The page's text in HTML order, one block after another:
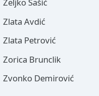
Zlata Avdić
Zlata Petrović
Zorica Brunclik
Zvonko Demirović